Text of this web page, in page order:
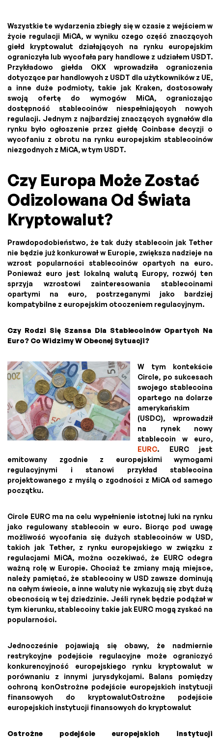
Wszystkie te wydarzenia zbiegły się w czasie z wejściem w
życie regulacji MiCA, w wyniku czego część znaczących
giełd kryptowalut działających na rynku europejskim
ograniczyła lub wycofała pary handlowe z udziałem USDT.
Przykładowo giełda OKX wprowadziła ograniczenia
dotyczące par handlowych z USDT dla użytkowników z UE,
a inne duże podmioty, takie jak Kraken, dostosowały
swoją ofertę do wymogów MiCA, ograniczając
dostępność stablecoinów niespełniających nowych
regulacji. Jednym z najbardziej znaczących sygnałów dla
rynku było ogłoszenie przez giełdę Coinbase decyzji o
wycofaniu z obrotu na rynku europejskim stablecoinów
niezgodnych z MiCA, w tym USDT.
Czy Europa Może Zostać
Odizolowana Od Świata
Kryptowalut?
Prawdopodobieństwo, że tak duży stablecoin jak Tether
nie będzie już konkurował w Europie, zwiększa nadzieje na
wzrost popularności stablecoinów opartych na euro.
Ponieważ euro jest lokalną walutą Europy, rozwój ten
sprzyja wzrostowi zainteresowania stablecoinami
opartymi na euro, postrzeganymi jako bardziej
kompatybilne z europejskim otoczeniem regulacyjnym.
Czy Rodzi Się Szansa Dla Stablecoinów Opartych Na
Euro? Co Widzimy W Obecnej Sytuacji?
W tym kontekście
Circle, po sukcesach
swojego stablecoina
opartego na dolarze
amerykańskim
(USDC), wprowadził
na rynek nowy
stablecoin w euro,
EURC. EURC jest
emitowany zgodnie z europejskimi wymogami
regulacyjnymi i stanowi przykład stablecoina
projektowanego z myślą o zgodności z MiCA od samego
początku.
Circle EURC ma na celu wypełnienie istotnej luki na rynku
jako regulowany stablecoin w euro. Biorąc pod uwagę
możliwość wycofania się dużych stablecoinów w USD,
takich jak Tether, z rynku europejskiego w związku z
regulacjami MiCA, można oczekiwać, że EURC odegra
ważną rolę w Europie. Chociaż te zmiany mają miejsce,
należy pamiętać, że stablecoiny w USD zawsze dominują
na całym świecie, a inne waluty nie wykazują się zbyt dużą
obecnością w tej dziedzinie. Jeśli rynek będzie podążał w
tym kierunku, stablecoiny takie jak EURC mogą zyskać na
popularności.
Jednocześnie pojawiają się obawy, że nadmiernie
restrykcyjne podejście regulacyjne może ograniczyć
konkurencyjność europejskiego rynku kryptowalut w
porównaniu z innymi jurysdykcjami. Balans pomiędzy
ochroną konOstrożne podejście europejskich instytucji
finansowych do kryptowalutOstrożne podejście
europejskich instytucji finansowych do kryptowalut
Ostrożne podejście europejskich instytucji